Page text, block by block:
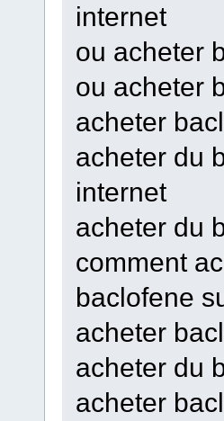
internet
ou acheter
ou acheter
acheter
acheter du
internet
acheter du
comment
baclofene
acheter
acheter du
acheter